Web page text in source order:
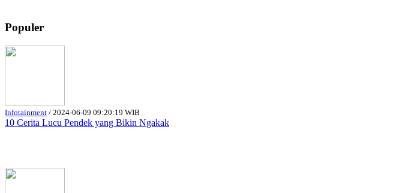
Populer
Infotainment / 2024-06-09 09:20:19 WIB
10 Cerita Lucu Pendek yang Bikin Ngakak